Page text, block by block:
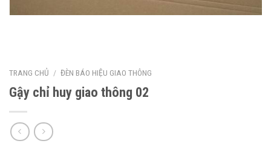
TRANG CHỦ / ĐÈN BÁO HIỆU GIAO THÔNG
Gậy chỉ huy giao thông 02